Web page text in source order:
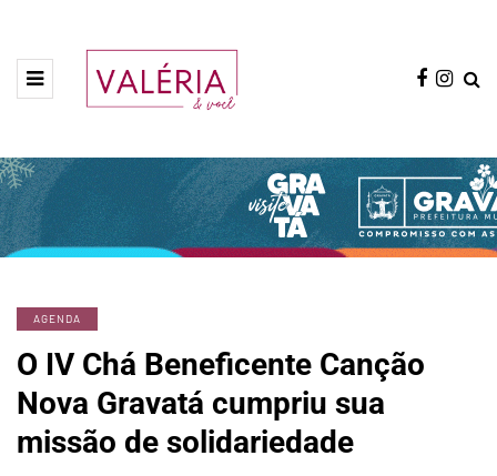
AGENDA
O IV Chá Beneficente Canção
Nova Gravatá cumpriu sua
missão de solidariedade